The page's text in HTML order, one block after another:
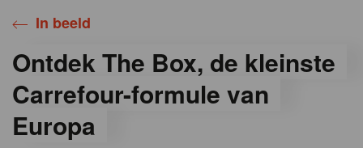
In beeld
Ontdek The Box, de kleinste
Carrefour-formule van
Europa